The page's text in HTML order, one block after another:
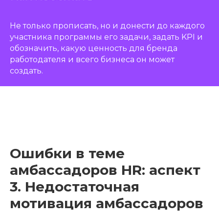
Не только прописать, но и донести до каждого
участника программы его задачи, задать KPI и
обозначить, какую ценность для бренда
работодателя и всего бизнеса он может
создать.
Ошибки в теме
амбассадоров HR: аспект
3. Недостаточная
мотивация амбассадоров